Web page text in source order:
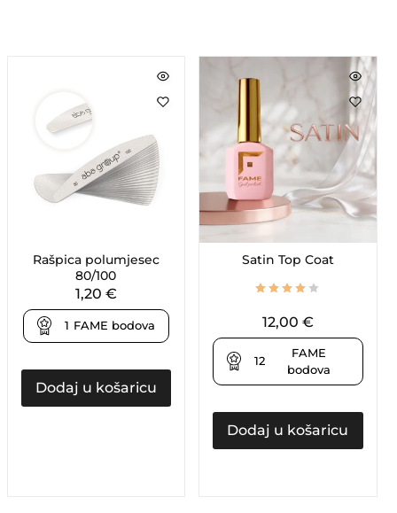
Rašpica polumjesec
80/100
1,20 €
1 FAME bodova
Dodaj u košaricu
Satin Top Coat
12,00 €
12
FAME
bodova
Dodaj u košaricu